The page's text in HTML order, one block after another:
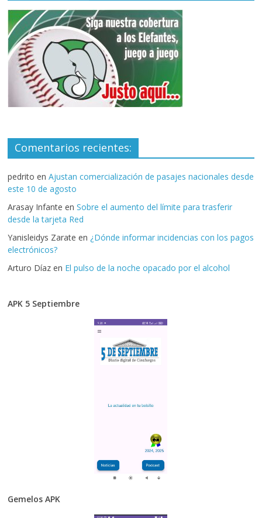
Comentarios recientes:
pedrito enAjustan comercialización de pasajes nacionales desde
este 10 de agosto
Arasay Infante enSobre el aumento del límite para trasferir
desde la tarjeta Red
Yanisleidys Zarate en ¿Dónde informar incidencias con los pagos
electrónicos?
Arturo Díaz en El pulso de la noche opacado por el alcohol
APK 5 Septiembre
Gemelos APK